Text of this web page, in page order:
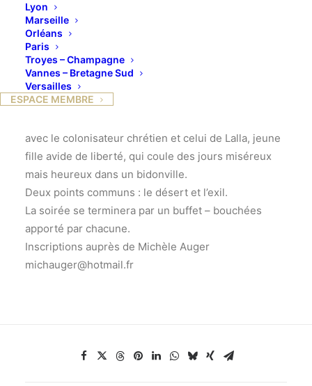
Lyon
Marseille
Orléans
Paris
Troyes – Champagne
Vannes – Bretagne Sud
Versailles
ESPACE MEMBRE
Deux récits en parallèle, celui de
’un homme bleu’ ’qui fuit vers le
avec le colonisateur chrétien et celui de Lalla, jeune
fille avide de liberté, qui coule des jours miséreux
mais heureux dans un bidonville.
Deux points communs : le désert et l’exil.
La soirée se terminera par un buffet – bouchées
apporté par chacune.
Inscriptions auprès de Michèle Auger
michauger@hotmail.fr